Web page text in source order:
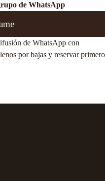
de WhatsApp
de WhatsApp con
por bajas y reservar primero